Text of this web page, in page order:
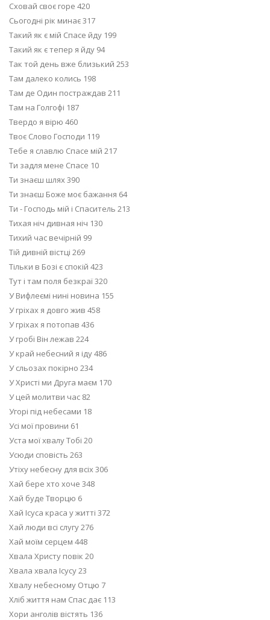
Сховай своє горе 420
Сьогодні рік минає 317
Такий як є мій Спасе йду 199
Такий як є тепер я йду 94
Так той день вже близький 253
Там далеко колись 198
Там де Один постраждав 211
Там на Голгофі 187
Твердо я вірю 460
Твоє Слово Господи 119
Тебе я славлю Спасе мій 217
Ти задля мене Спасе 10
Ти знаєш шлях 390
Ти знаєш Боже моє бажання 64
Ти - Господь мій і Спаситель 213
Тихая ніч дивная ніч 130
Тихий час вечірній 99
Тій дивній вістці 269
Тільки в Бозі є спокій 423
Тут і там поля безкраї 320
У Вифлеємі нині новина 155
У гріхах я довго жив 458
У гріхах я потопав 436
У гробі Він лежав 224
У край небесний я іду 486
У сльозах покірно 234
У Христі ми Друга маєм 170
У цей молитви час 82
Угорі під небесами 18
Усі мої провини 61
Уста мої хвалу Тобі 20
Усюди сповість 263
Утіху небесну для всіх 306
Хай бере хто хоче 348
Хай буде Творцю 6
Хай Ісуса краса у житті 372
Хай люди всі слугу 276
Хай моїм серцем 448
Хвала Христу повік 20
Хвала хвала Ісусу 23
Хвалу небесному Отцю 7
Хліб життя нам Спас дає 113
Хори анголів вістять 136